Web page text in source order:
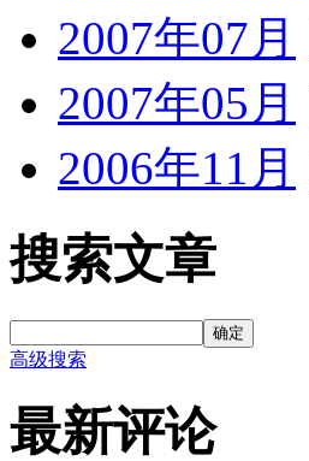
2007年07月
2007年05月
2006年11月
搜索文章
确定
高级搜索
最新评论